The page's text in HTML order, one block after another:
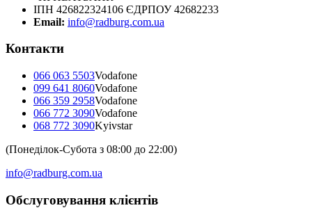
ІПН 426822324106 ЄДРПОУ 42682233
Email: info@radburg.com.ua
Контакти
066 063 5503Vodafone
099 641 8060Vodafone
066 359 2958Vodafone
066 772 3090Vodafone
068 772 3090Kyivstar
(Понеділок-Субота з 08:00 до 22:00)
info@radburg.com.ua
Обслуговування клієнтів